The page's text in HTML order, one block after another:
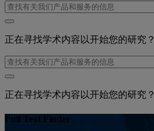
正在寻找学术内容以开始您的研究？
正在寻找学术内容以开始您的研究？
Full Text Finder